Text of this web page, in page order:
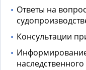
Ответы на
Консультации